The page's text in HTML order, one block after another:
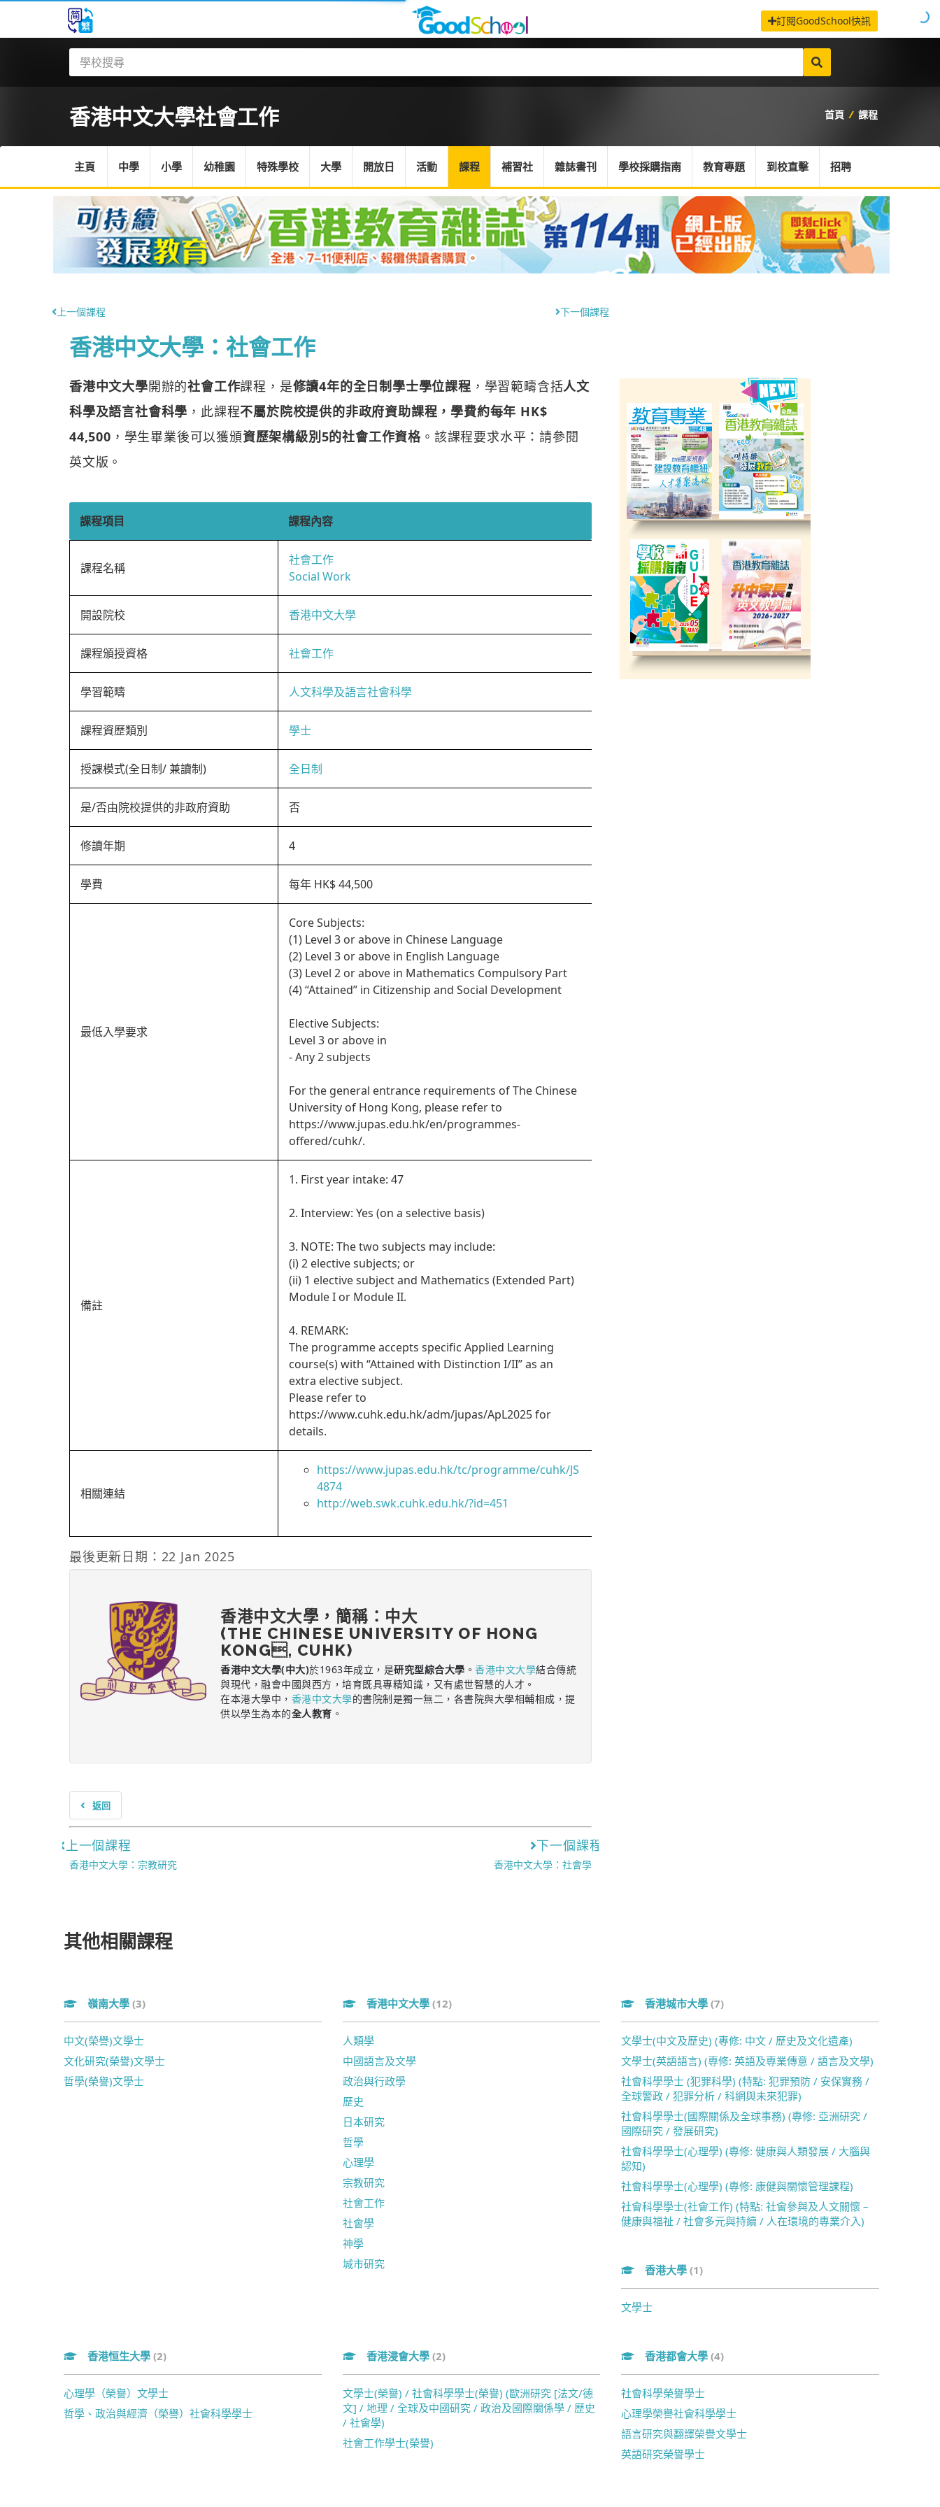
訂閱GoodSchool快訊
香港中文大學社會工作 首頁 / 課程
主頁 中學 小學 幼稚園 特殊學校 大學 開放日 活動 課程 補習社 雜誌書刊 學校採購指南 教育專題 到校直擊 招聘
上一個課程 下一個課程
香港中文大學：社會工作
香港中文大學開辦的社會工作課程，是修讀4年的全日制學士學位課程 ，學習範疇含括人文
科學及語言社會科學 ，此課程不屬於院校提供的非政府資助課程，學費約每年 HK$
44,500 ，學生畢業後可以獲頒資歷架構級別5的社會工作資格 。該課程要求水平：請參閱
英文版。
課程項目 課程內容
課程名稱
社會工作
Social Work
開設院校 香港中文大學
課程頒授資格 社會工作
學習範疇 人文科學及語言社會科學
課程資歷類別 學士
授課模式(全日制/ 兼讀制) 全日制
是/否由院校提供的非政府資助 否
修讀年期 4
學費 每年 HK$ 44,500
最低入學要求
Core Subjects:
(1) Level 3 or above in Chinese Language
(2) Level 3 or above in English Language
(3) Level 2 or above in Mathematics Compulsory Part
(4) “Attained” in Citizenship and Social Development
Elective Subjects:
Level 3 or above in
- Any 2 subjects
For the general entrance requirements of The Chinese
University of Hong Kong, please refer to
https://www.jupas.edu.hk/en/programmes-
offered/cuhk/.
備註
1. First year intake: 47
2. Interview: Yes (on a selective basis)
3. NOTE: The two subjects may include:
(i) 2 elective subjects; or
(ii) 1 elective subject and Mathematics (Extended Part)
Module I or Module II.
4. REMARK:
The programme accepts specific Applied Learning
course(s) with “Attained with Distinction I/II” as an
extra elective subject.
Please refer to
https://www.cuhk.edu.hk/adm/jupas/ApL2025 for
details.
相關連結
https://www.jupas.edu.hk/tc/programme/cuhk/JS
4874
http://web.swk.cuhk.edu.hk/?id=451
最後更新日期：22 Jan 2025
香港中文大學，簡稱：中大
(THE CHINESE UNIVERSITY OF HONG
KONG, CUHK)
香港中文大學(中大)於1963年成立，是研究型綜合大學 。 香港中文大學結合傳統
與現代，融會中國與西方，培育既具專精知識，又有處世智慧的人才。
在本港大學中， 香港中文大學的書院制是獨一無二，各書院與大學相輔相成，提
供以學生為本的全人教育 。
返回
上一個課程
香港中文大學：宗教研究
下一個課程
香港中文大學：社會學
其他相關課程
嶺南大學 (3)
中文(榮譽)文學士
文化研究(榮譽)文學士
哲學(榮譽)文學士
香港中文大學 (12)
人類學
中國語言及文學
政治與行政學
歷史
日本研究
哲學
心理學
宗教研究
社會工作
社會學
神學
城市研究
香港城市大學(7)
文學士(中文及歷史) (專修: 中文 / 歷史及文化遺產)
文學士(英語語言) (專修: 英語及專業傳意 / 語言及文學)
社會科學學士 (犯罪科學) (特點: 犯罪預防 / 安保實務 /
全球警政 / 犯罪分析 / 科網與未來犯罪)
社會科學學士(國際關係及全球事務) (專修: 亞洲研究 /
國際研究 / 發展研究)
社會科學學士(心理學) (專修: 健康與人類發展 / 大腦與
認知)
社會科學學士(心理學) (專修: 康健與關懷管理課程)
社會科學學士(社會工作) (特點: 社會參與及人文關懷 –
健康與福祉 / 社會多元與持續 / 人在環境的專業介入)
香港大學(1)
文學士
香港恒生大學 (2)
心理學（榮譽）文學士
哲學、政治與經濟（榮譽）社會科學學士
香港浸會大學 (2)
文學士(榮譽) / 社會科學學士(榮譽) (歐洲研究 [法文/德
文] / 地理 / 全球及中國研究 / 政治及國際關係學 / 歷史
/ 社會學)
社會工作學士(榮譽)
香港都會大學(4)
社會科學榮譽學士
心理學榮譽社會科學學士
語言研究與翻譯榮譽文學士
英語研究榮譽學士